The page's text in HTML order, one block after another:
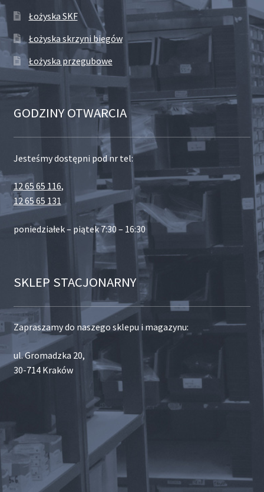
Łożyska SKF
Łożyska skrzyni biegów
Łożyska przegubowe
GODZINY OTWARCIA
Jesteśmy dostępni pod nr tel:
12 65 65 116,
12 65 65 131
poniedziałek – piątek 7:30 – 16:30
SKLEP STACJONARNY
Zapraszamy do naszego sklepu i magazynu:
ul. Gromadzka 20,
30-714 Kraków